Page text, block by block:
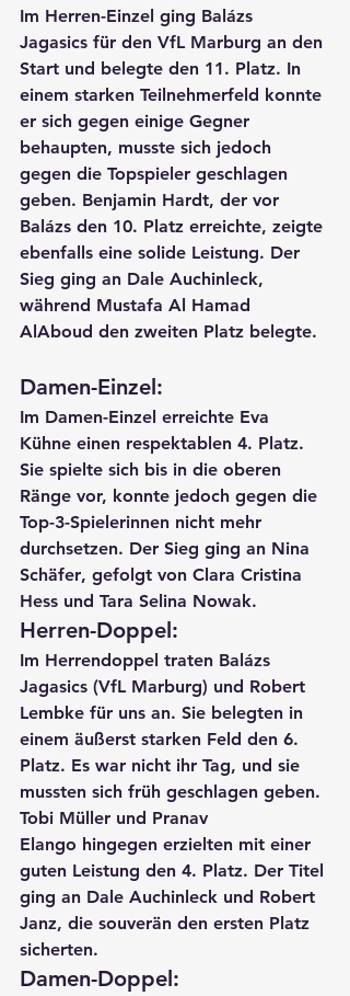
Im Herren-Einzel ging Balázs
Jagasics für den VfL Marburg an den
Start und belegte den 11. Platz. In
einem starken Teilnehmerfeld konnte
er sich gegen einige Gegner
behaupten, musste sich jedoch
gegen die Topspieler geschlagen
geben. Benjamin Hardt, der vor
Balázs den 10. Platz erreichte, zeigte
ebenfalls eine solide Leistung. Der
Sieg ging an Dale Auchinleck,
während Mustafa Al Hamad
AlAboud den zweiten Platz belegte.
Damen-Einzel:
Im Damen-Einzel erreichte Eva
Kühne einen respektablen 4. Platz.
Sie spielte sich bis in die oberen
Ränge vor, konnte jedoch gegen die
Top-3-Spielerinnen nicht mehr
durchsetzen. Der Sieg ging an Nina
Schäfer, gefolgt von Clara Cristina
Hess und Tara Selina Nowak.
Herren-Doppel:
Im Herrendoppel traten Balázs
Jagasics (VfL Marburg) und Robert
Lembke für uns an. Sie belegten in
einem äußerst starken Feld den 6.
Platz. Es war nicht ihr Tag, und sie
mussten sich früh geschlagen geben.
Tobi Müller und Pranav
Elango hingegen erzielten mit einer
guten Leistung den 4. Platz. Der Titel
ging an Dale Auchinleck und Robert
Janz, die souverän den ersten Platz
sicherten.
Damen-Doppel: